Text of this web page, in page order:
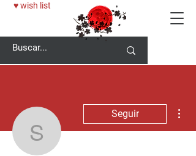
♥ wish list
smarti1290
Seguir